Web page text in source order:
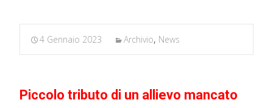
4 Gennaio 2023 Archivio, News
Piccolo tributo di un allievo mancato